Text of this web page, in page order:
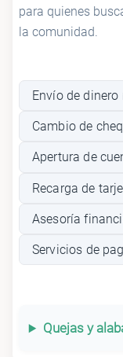
para quienes
la comunidad.
Envío de
Cambio de
Apertura de
Recarga de
Asesoría
Servicios de
Quejas y